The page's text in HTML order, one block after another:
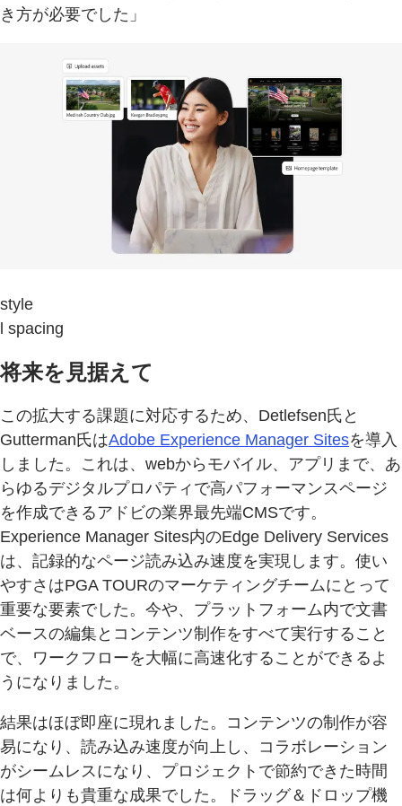
き方が必要でした」
style
l spacing
将来を見据えて
この拡大する課題に対応するため、Detlefsen氏と
Gutterman氏はAdobe Experience Manager Sitesを導入
しました。これは、webからモバイル、アプリまで、あ
らゆるデジタルプロパティで高パフォーマンスページ
を作成できるアドビの業界最先端CMSです。
Experience Manager Sites内のEdge Delivery Services
は、記録的なページ読み込み速度を実現します。使い
やすさはPGA TOURのマーケティングチームにとって
重要な要素でした。今や、プラットフォーム内で文書
ベースの編集とコンテンツ制作をすべて実行すること
で、ワークフローを大幅に高速化することができるよ
うになりました。
結果はほぼ即座に現れました。コンテンツの制作が容
易になり、読み込み速度が向上し、コラボレーション
がシームレスになり、プロジェクトで節約できた時間
は何よりも貴重な成果でした。ドラッグ＆ドロップ機